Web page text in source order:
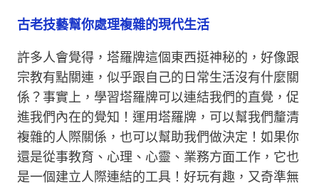
古老技藝幫你處理複雜的現代生活
許多人會覺得，塔羅牌這個東西挺神秘的，好像跟
宗教有點關連，似乎跟自己的日常生活沒有什麼關
係？事實上，學習塔羅牌可以連結我們的直覺，促
進我們內在的覺知！運用塔羅牌，可以幫我們釐清
複雜的人際關係，也可以幫助我們做決定！如果你
還是從事教育、心理、心靈、業務方面工作，它也
是一個建立人際連結的工具！好玩有趣，又奇準無